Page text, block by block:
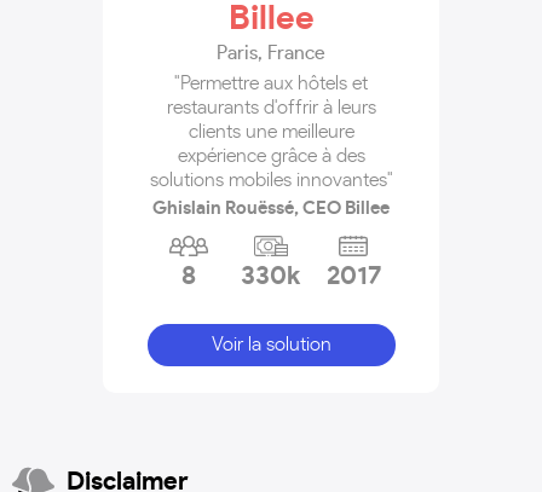
Billee
Paris, France
"Permettre aux hôtels et
restaurants d'offrir à leurs
clients une meilleure
expérience grâce à des
solutions mobiles innovantes"
Ghislain Rouëssé, CEO Billee
8 330k 2017
Voir la solution
Disclaimer